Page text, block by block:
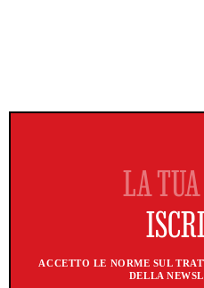
ACCETTO LE NORME SUL
DELLA